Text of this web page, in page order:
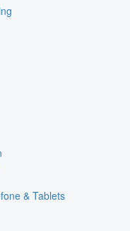
& Tablets